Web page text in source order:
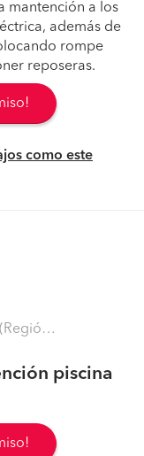
mantención a los
además de
rompe
reposeras.
como este
- Maipo)
piscina